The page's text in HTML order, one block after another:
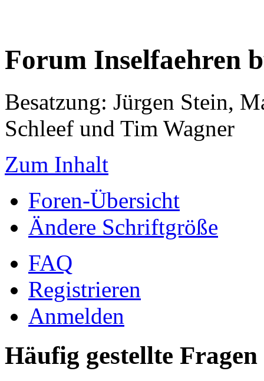
Forum Inselfaehren
Besatzung: Jürgen Stein,
Schleef und Tim Wagner
Zum Inhalt
Foren-Übersicht
Ändere Schriftgröße
FAQ
Registrieren
Anmelden
Häufig gestellte Fragen